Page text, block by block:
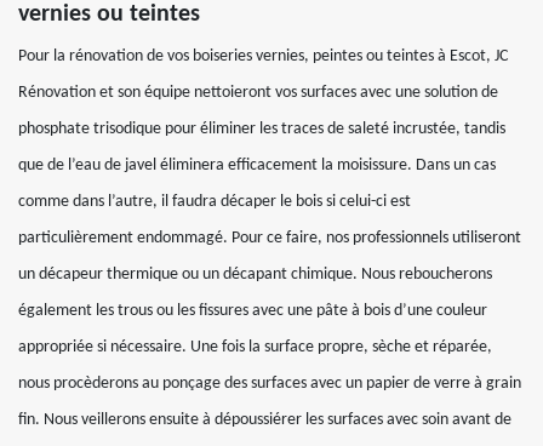
vernies ou teintes
Pour la rénovation de vos boiseries vernies, peintes ou teintes à Escot, JC
Rénovation et son équipe nettoieront vos surfaces avec une solution de
phosphate trisodique pour éliminer les traces de saleté incrustée, tandis
que de l’eau de javel éliminera efficacement la moisissure. Dans un cas
comme dans l’autre, il faudra décaper le bois si celui-ci est
particulièrement endommagé. Pour ce faire, nos professionnels utiliseront
un décapeur thermique ou un décapant chimique. Nous reboucherons
également les trous ou les fissures avec une pâte à bois d’une couleur
appropriée si nécessaire. Une fois la surface propre, sèche et réparée,
nous procèderons au ponçage des surfaces avec un papier de verre à grain
fin. Nous veillerons ensuite à dépoussiérer les surfaces avec soin avant de